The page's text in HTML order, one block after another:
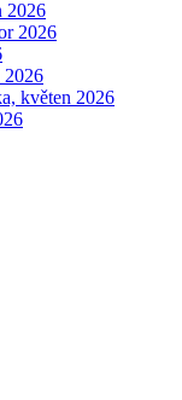
2026
2026
2026
květen 2026